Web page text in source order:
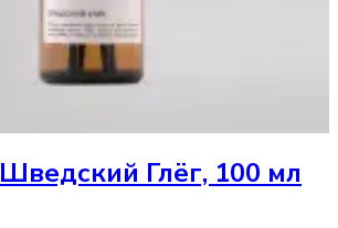
Шведский Глёг, 100 мл